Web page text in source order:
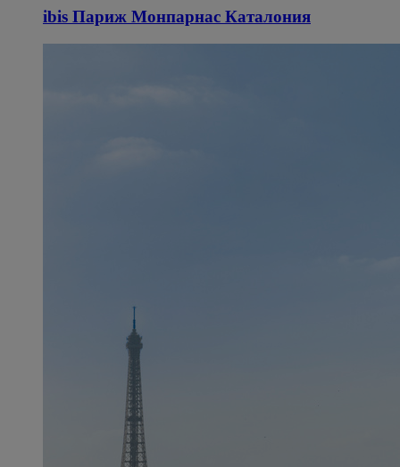
ibis Париж Монпарнас Каталония